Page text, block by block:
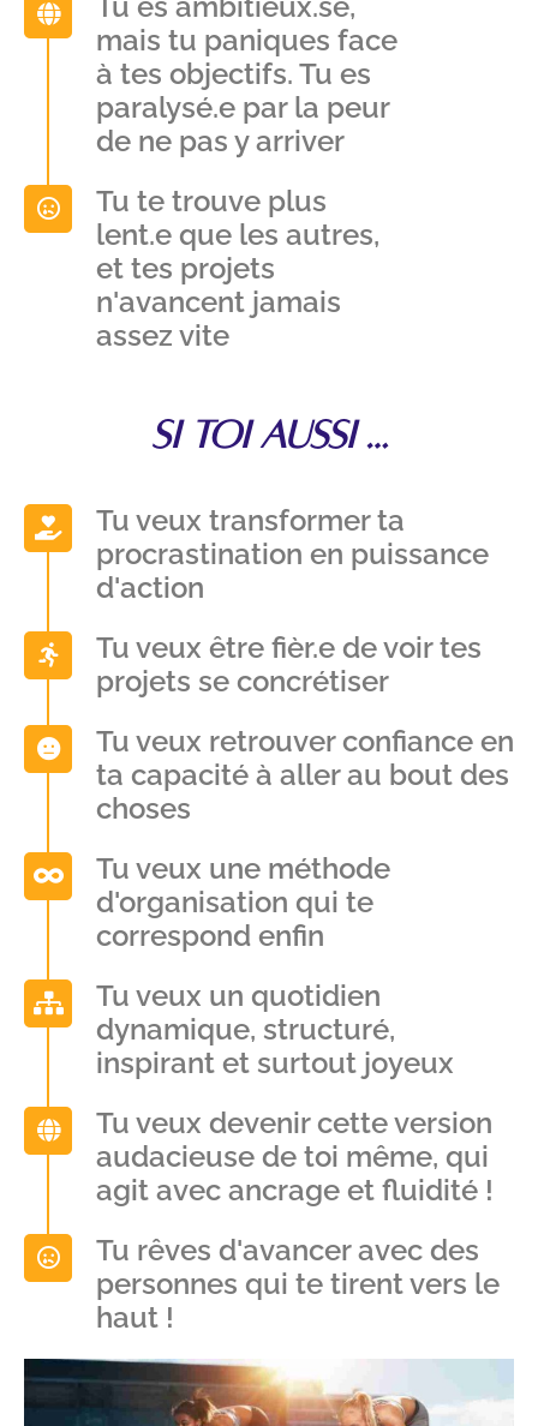
Tu es ambitieux.se,
mais tu paniques face
à tes objectifs. Tu es
paralysé.e par la peur
de ne pas y arriver
Tu te trouve plus
lent.e que les autres,
et tes projets
n'avancent jamais
assez vite
Si toi aussi …
Tu veux transformer ta
procrastination en puissance
d'action
Tu veux être fièr.e de voir tes
projets se concrétiser
Tu veux retrouver confiance en
ta capacité à aller au bout des
choses
Tu veux une méthode
d'organisation qui te
correspond enfin
Tu veux un quotidien
dynamique, structuré,
inspirant et surtout joyeux
Tu veux devenir cette version
audacieuse de toi même, qui
agit avec ancrage et fluidité !
Tu rêves d'avancer avec des
personnes qui te tirent vers le
haut !